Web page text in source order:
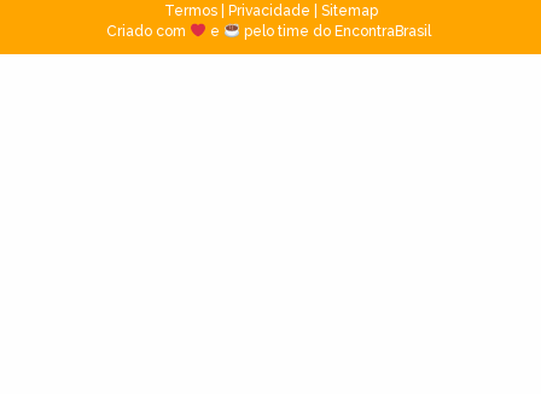
Termos| Privacidade
Sitemap
Criado com
e pelo time do EncontraBrasil